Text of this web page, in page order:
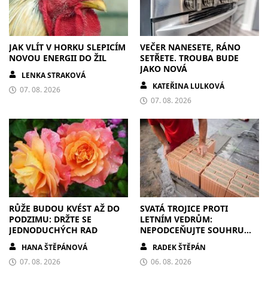
JAK VLÍT V HORKU SLEPICÍM
NOVOU ENERGII DO ŽIL
LENKA STRAKOVÁ
07. 08. 2026
VEČER NANESETE, RÁNO
SETŘETE. TROUBA BUDE
JAKO NOVÁ
KATEŘINA LULKOVÁ
07. 08. 2026
RŮŽE BUDOU KVÉST AŽ DO
PODZIMU: DRŽTE SE
JEDNODUCHÝCH RAD
HANA ŠTĚPÁNOVÁ
07. 08. 2026
SVATÁ TROJICE PROTI
LETNÍM VEDRŮM:
NEPODCEŇUJTE SOUHRU
ZDIVA A STÍNĚNÍ
RADEK ŠTĚPÁN
06. 08. 2026